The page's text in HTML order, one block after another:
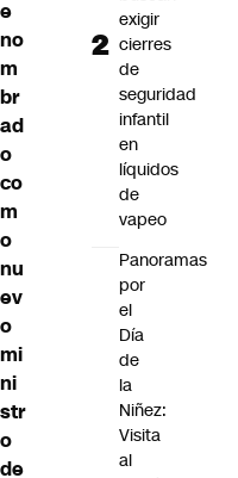
e
no
m
br
ad
o
co
m
o
nu
ev
o
mi
ni
str
o
de
exigir
cierres
de
seguridad
infantil
en
líquidos
de
vapeo
Panoramas
por
el
Día
de
la
Niñez:
Visita
al